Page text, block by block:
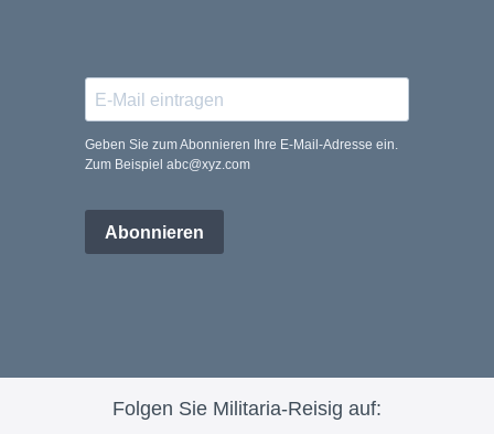
Geben Sie zum Abonnieren Ihre E-Mail-Adresse ein.
Zum Beispiel abc@xyz.com
Abonnieren
Folgen Sie Militaria-Reisig auf: